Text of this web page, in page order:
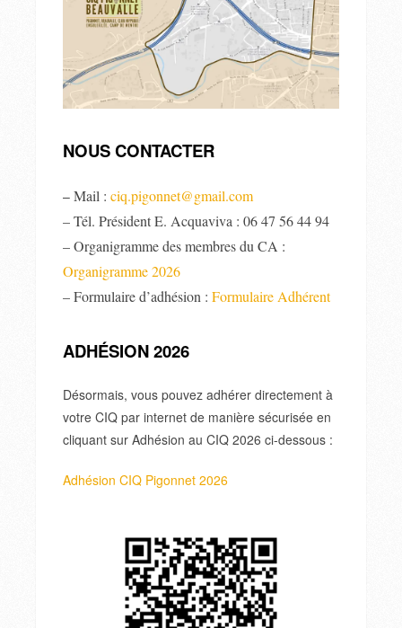
NOUS CONTACTER
– Mail : ciq.pigonnet@gmail.com
– Tél. Président E. Acquaviva : 06 47 56 44 94
– Organigramme des membres du CA :
Organigramme 2026
– Formulaire d’adhésion : Formulaire Adhérent
ADHÉSION 2026
Désormais, vous pouvez adhérer directement à
votre CIQ par internet de manière sécurisée en
cliquant sur Adhésion au CIQ 2026 ci-dessous :
Adhésion CIQ Pigonnet 2026